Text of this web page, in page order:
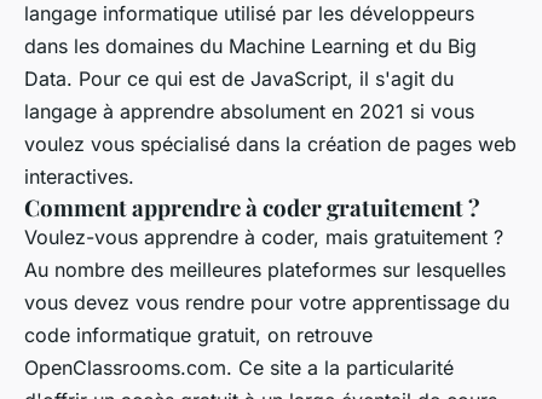
langage informatique utilisé par les développeurs
dans les domaines du Machine Learning et du Big
Data. Pour ce qui est de JavaScript, il s'agit du
langage à apprendre absolument en 2021 si vous
voulez vous spécialisé dans la création de pages web
interactives.
Comment apprendre à coder gratuitement ?
Voulez-vous apprendre à coder, mais gratuitement ?
Au nombre des meilleures plateformes sur lesquelles
vous devez vous rendre pour votre apprentissage du
code informatique gratuit, on retrouve
OpenClassrooms.com. Ce site a la particularité